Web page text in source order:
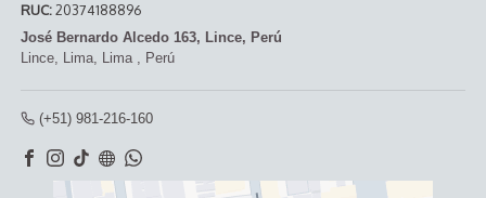
RUC:20374188896
José Bernardo Alcedo 163, Lince, Perú
Lince, Lima, Lima , Perú
(+51) 981-216-160